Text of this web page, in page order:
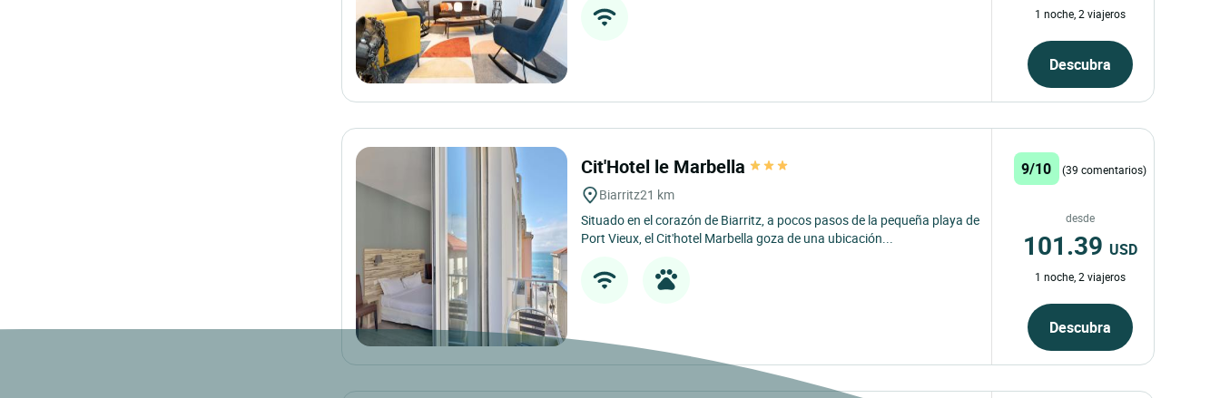
1 noche, 2 viajeros
Descubra
Cit'Hotel le Marbella
Biarritz21 km
Situado en el corazón de Biarritz, a pocos pasos de la pequeña playa de
Port Vieux, el Cit'hotel Marbella goza de una ubicación...
9/10 (39 comentarios)
desde
101.39 USD
1 noche, 2 viajeros
Descubra